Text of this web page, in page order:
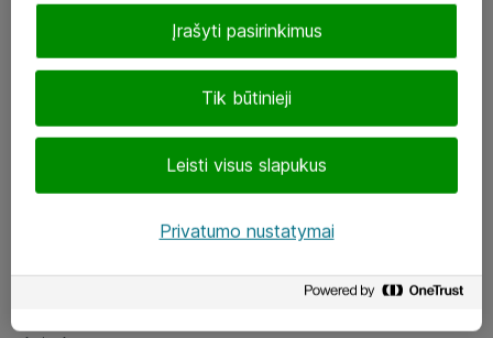
LinkedIn
Tik būtinieji
Leisti visus slapukus
Įrašyti pasirinkimus
Privatumo nustatymai